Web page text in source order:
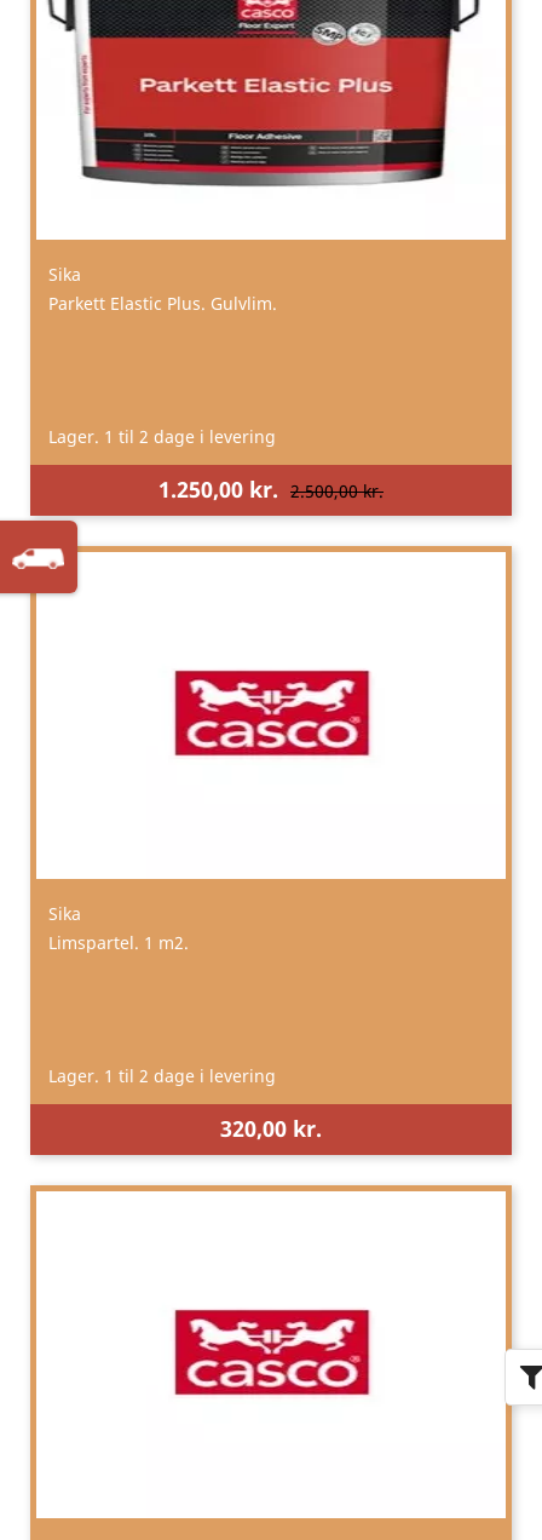
Sika
Parkett Elastic Plus. Gulvlim.
Lager. 1 til 2 dage i levering
1.250,00 kr. 2.500,00 kr.
Sika
Limspartel. 1 m2.
Lager. 1 til 2 dage i levering
320,00 kr.